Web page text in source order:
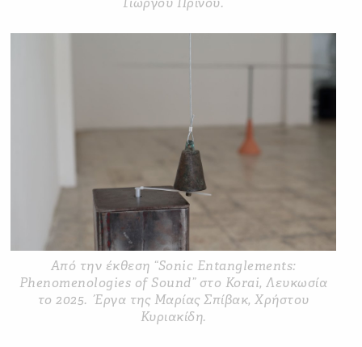
Γιώργου Πρίνου.
Από την έκθεση “Sonic Entanglements:
Phenomenologies of Sound” στο Korai, Λευκωσία
το 2025. Έργα της Μαρίας Σπίβακ, Χρήστου
Κυριακίδη.